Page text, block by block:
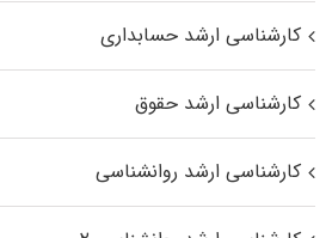
کارشناسی ارشد حسابداری
کارشناسی ارشد حقوق
کارشناسی ارشد روانشناسی